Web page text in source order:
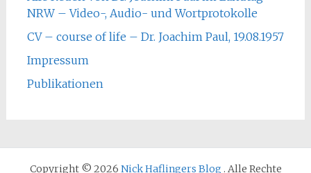
NRW – Video-, Audio- und Wortprotokolle
CV – course of life – Dr. Joachim Paul, 19.08.1957
Impressum
Publikationen
Copyright © 2026 Nick Haflingers Blog . Alle Rechte